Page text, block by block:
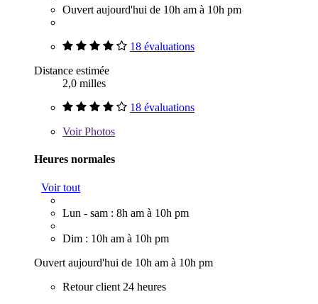
Ouvert aujourd'hui de 10h am à 10h pm
18 évaluations
Distance estimée
2,0 milles
18 évaluations
VoirPhotos
Heures normales
Voir tout
Lun - sam : 8h am à 10h pm
Dim : 10h am à 10h pm
Ouvert aujourd'hui de 10h am à 10h pm
Retour client 24 heures